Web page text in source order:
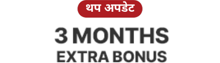
थप अपडेट